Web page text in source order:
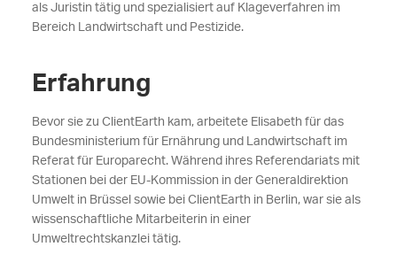
als Juristin tätig und spezialisiert auf Klageverfahren im
Bereich Landwirtschaft und Pestizide.
Erfahrung
Bevor sie zu ClientEarth kam, arbeitete Elisabeth für das
Bundesministerium für Ernährung und Landwirtschaft im
Referat für Europarecht. Während ihres Referendariats mit
Stationen bei der EU-Kommission in der Generaldirektion
Umwelt in Brüssel sowie bei ClientEarth in Berlin, war sie als
wissenschaftliche Mitarbeiterin in einer
Umweltrechtskanzlei tätig.